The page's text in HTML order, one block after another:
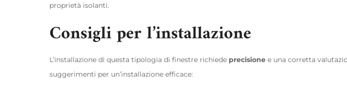
proprietà isolanti.
Consigli per l’installazione
L’installazione di questa tipologia di finestre richiede precisione e una corretta
suggerimenti per un’installazione efficace: